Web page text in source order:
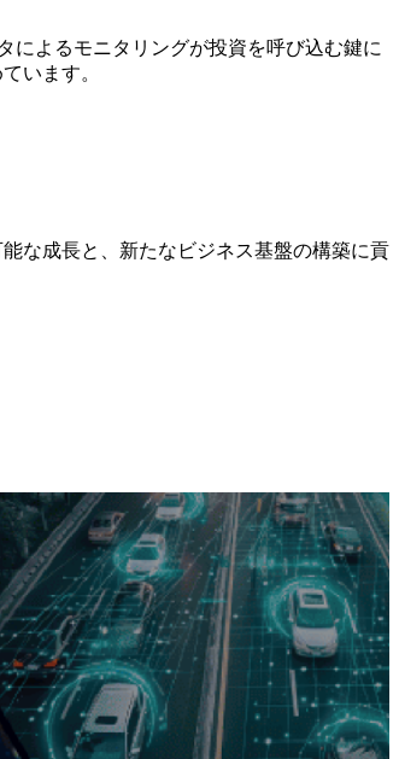
によるモニタリングが投資を呼び込む鍵に
います。
な成長と、新たなビジネス基盤の構築に貢